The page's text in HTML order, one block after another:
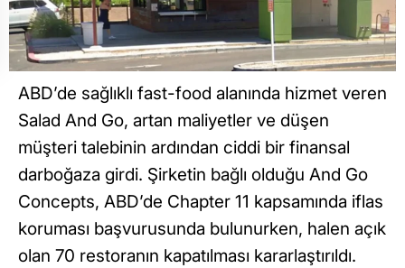
ABD’de sağlıklı fast-food alanında hizmet veren
Salad And Go, artan maliyetler ve düşen
müşteri talebinin ardından ciddi bir finansal
darboğaza girdi. Şirketin bağlı olduğu And Go
Concepts, ABD’de Chapter 11 kapsamında iflas
koruması başvurusunda bulunurken, halen açık
olan 70 restoranın kapatılması kararlaştırıldı.